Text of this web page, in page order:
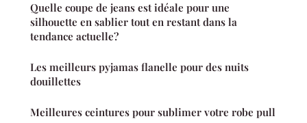
Quelle coupe de jeans est idéale pour une
silhouette en sablier tout en restant dans la
tendance actuelle?
Les meilleurs pyjamas flanelle pour des nuits
douillettes
Meilleures ceintures pour sublimer votre robe pull